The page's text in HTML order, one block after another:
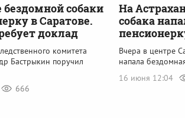
собаки
в Саратове.
доклад
комитета
Бастрыкин поручил
666
На
собака
Вчера в центре
напала
16 июня 12:04